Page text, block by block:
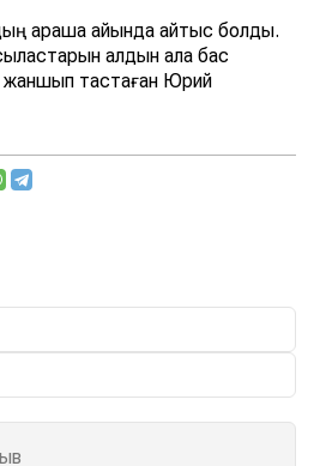
қараша айында қайтыс болды.
алдын ала бас
жаншып тастаған Юрий